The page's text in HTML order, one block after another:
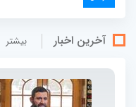
آخرین اخبار بيشتر